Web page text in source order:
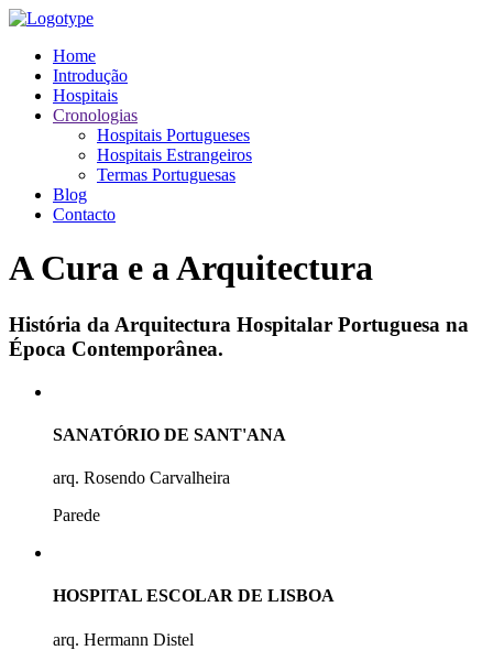
Home
Introdução
Hospitais
Cronologias
Hospitais Portugueses
Hospitais Estrangeiros
Termas Portuguesas
Blog
Contacto
A Cura e a Arquitectura
História da Arquitectura Hospitalar Portuguesa na
Época Contemporânea.
SANATÓRIO DE SANT'ANA
arq. Rosendo Carvalheira
Parede
HOSPITAL ESCOLAR DE LISBOA
arq. Hermann Distel